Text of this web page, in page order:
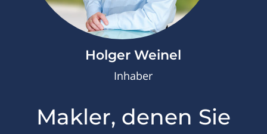
Holger Weinel
Inhaber
Makler, denen Sie